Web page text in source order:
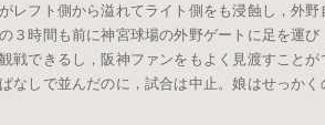
レフト側から溢れてライト側をも浸蝕し，外
３時間も前に神宮球場の外野ゲートに足を運
戦できるし，阪神ファンをもよく見渡すこと
なしで並んだのに，試合は中止。娘はせっか